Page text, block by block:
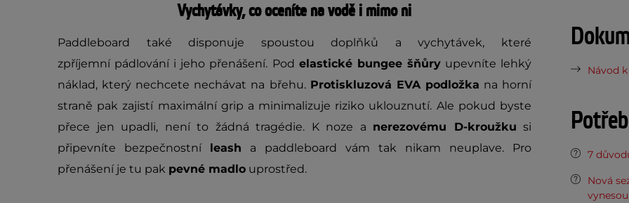
Vychytávky, co oceníte na vodě i mimo ni
Paddleboard také disponuje spoustou doplňků a vychytávek, které
zpříjemní pádlování i jeho přenášení. Pod elastické bungee šňůryupevníte lehký
náklad, který nechcete nechávat na břehu. Protiskluzová EVA podložka na horní
straně pak zajistí maximální grip a minimalizuje riziko uklouznutí. Ale pokud byste
přece jen upadli, není to žádná tragédie. K noze a nerezovému D-kroužku si
připevníte bezpečnostní leash a paddleboard vám tak nikam neuplave. Pro
přenášení je tu pak pevné madlo uprostřed.
Návod
7
Nová